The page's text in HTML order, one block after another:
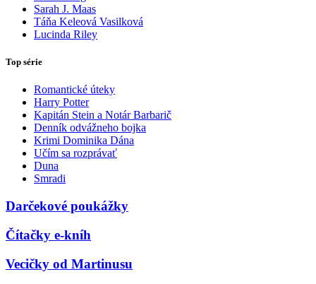
Sarah J. Maas
Táňa Keleová Vasilková
Lucinda Riley
Top série
Romantické úteky
Harry Potter
Kapitán Stein a Notár Barbarič
Denník odvážneho bojka
Krimi Dominika Dána
Učím sa rozprávať
Duna
Smradi
Darčekové poukážky
Čítačky e-kníh
Vecičky od Martinusu